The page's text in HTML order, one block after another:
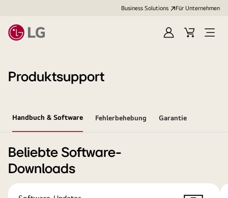
Business Solutions Für Unternehmen
Anmelden
Cart
Open
Produktsupport
Handbuch & Software Fehlerbehebung Garantie
Beliebte Software-
Downloads